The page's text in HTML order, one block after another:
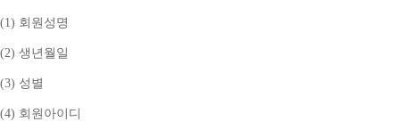
(1) 회원성명
(2) 생년월일
(3) 성별
(4) 회원아이디